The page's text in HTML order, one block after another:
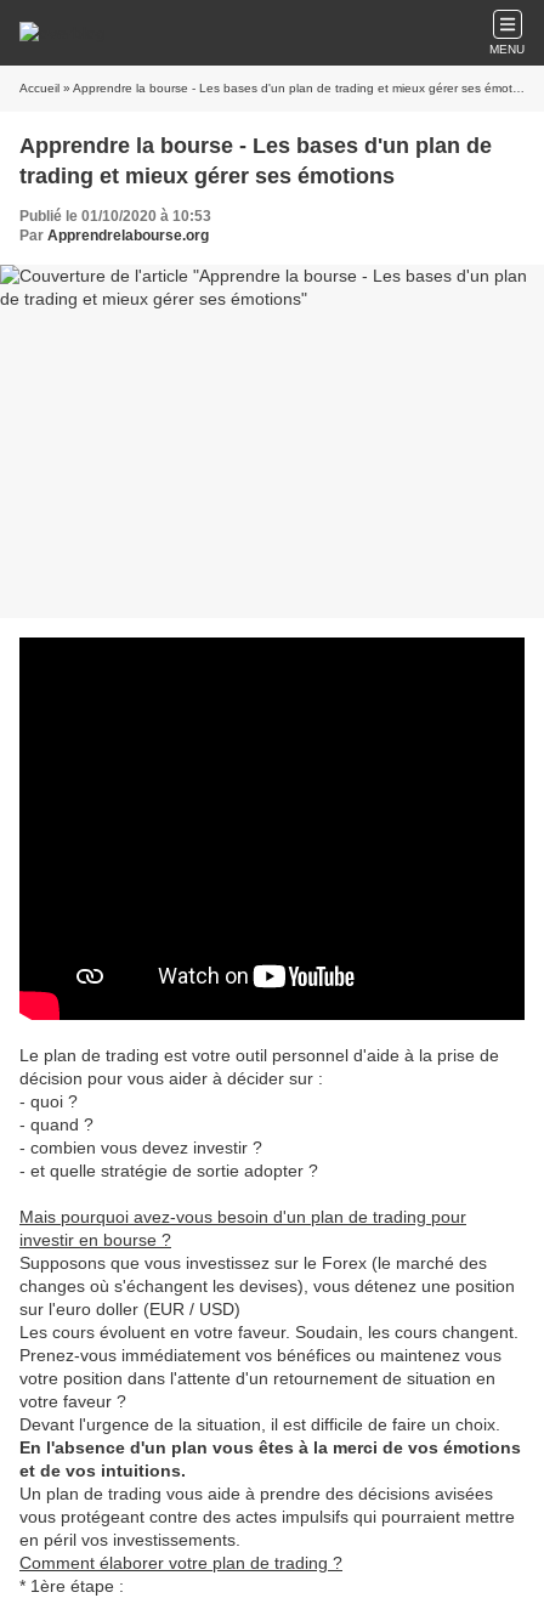
MENU
Accueil » Apprendre la bourse - Les bases d'un plan de trading et mieux gérer ses émotions
Apprendre la bourse - Les bases d'un plan de
trading et mieux gérer ses émotions
Publié le 01/10/2020 à 10:53
Par Apprendrelabourse.org
Le plan de trading est votre outil personnel d'aide à la prise de
décision pour vous aider à décider sur :
- quoi ?
- quand ?
- combien vous devez investir ?
- et quelle stratégie de sortie adopter ?
Mais pourquoi avez-vous besoin d'un plan de trading pour
investir en bourse ?
Supposons que vous investissez sur le Forex (le marché des
changes où s'échangent les devises), vous détenez une position
sur l'euro doller (EUR / USD)
Les cours évoluent en votre faveur. Soudain, les cours changent.
Prenez-vous immédiatement vos bénéfices ou maintenez vous
votre position dans l'attente d'un retournement de situation en
votre faveur ?
Devant l'urgence de la situation, il est difficile de faire un choix.
En l'absence d'un plan vous êtes à la merci de vos émotions
et de vos intuitions.
Un plan de trading vous aide à prendre des décisions avisées
vous protégeant contre des actes impulsifs qui pourraient mettre
en péril vos investissements.
Comment élaborer votre plan de trading ?
* 1ère étape :